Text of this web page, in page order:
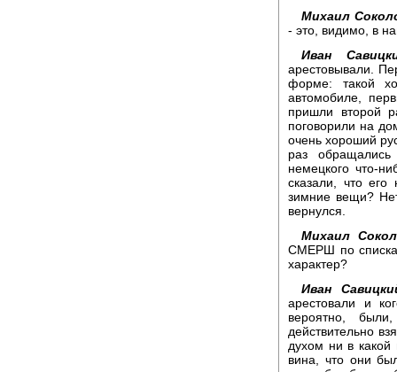
Михаил
- это, видимо, в
Иван
арестовывали.
форме: такой
автомобиле,
пришли второй
поговорили на
очень хороший
раз
немецкого что-
сказали, что
зимние вещи?
вернулся.
Михаил
СМЕРШ по
характер?
Иван
арестовали и
вероятно,
действительно
духом ни в какой
вина, что они